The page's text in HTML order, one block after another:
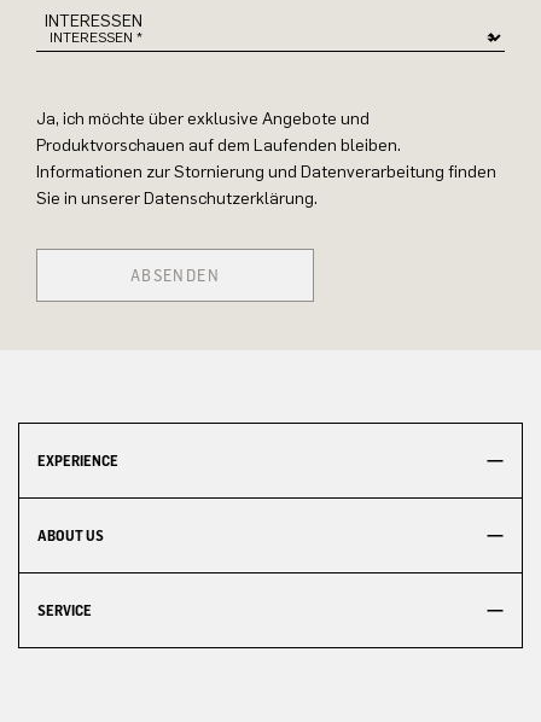
INTERESSEN
Ja, ich möchte über exklusive Angebote und
Produktvorschauen auf dem Laufenden bleiben.
Informationen zur Stornierung und Datenverarbeitung finden
Sie in unserer Datenschutzerklärung.
ABSENDEN
EXPERIENCE
ABOUT US
SERVICE